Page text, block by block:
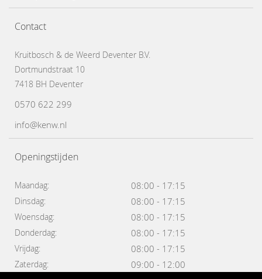
Contact
Kruitbosch & de Weerd Deventer B.V.
Dortmundstraat 10
7418 BH Deventer
0570 622 299
info@kenw.nl
Openingstijden
Maandag: 08:00 - 17:15
Dinsdag: 08:00 - 17:15
Woensdag: 08:00 - 17:15
Donderdag: 08:00 - 17:15
Vrijdag: 08:00 - 17:15
Zaterdag: 09:00 - 12:00